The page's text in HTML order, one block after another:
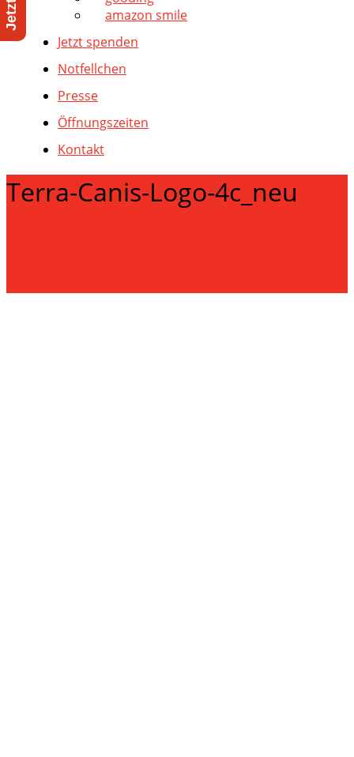
amazon smile
Jetzt spenden
Notfellchen
Presse
Öffnungszeiten
Kontakt
Terra-Canis-Logo-4c_neu